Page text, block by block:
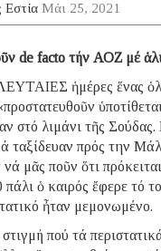
Εστία Μάι 25, 2021
de facto τήν ΑΟΖ μέ
ἡμέρες ἕνας
στό λιμάνι τῆς
ταξίδευαν πρός την
μᾶς ποῦν ὅτι
πάλι ὁ καιρός ἔφερε τό
ἦταν μεμονωμένο.
πού τά